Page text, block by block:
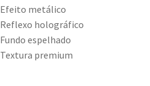
Efeito metálico
Reflexo holográfico
Fundo espelhado
Textura premium